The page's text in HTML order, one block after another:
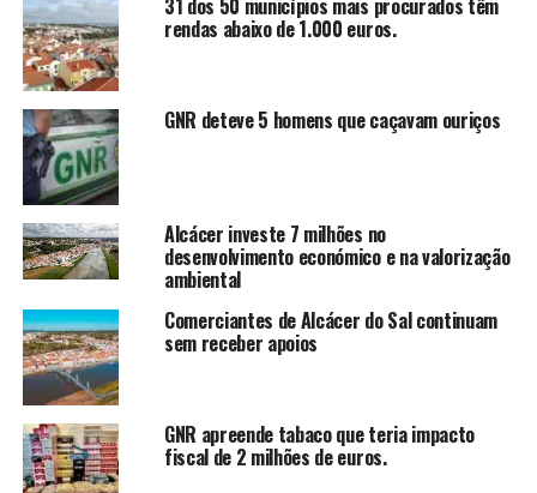
31 dos 50 municípios mais procurados têm
rendas abaixo de 1.000 euros.
GNR deteve 5 homens que caçavam ouriços
Alcácer investe 7 milhões no
desenvolvimento económico e na valorização
ambiental
Comerciantes de Alcácer do Sal continuam
sem receber apoios
GNR apreende tabaco que teria impacto
fiscal de 2 milhões de euros.